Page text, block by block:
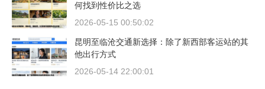
何找到性价比之选
2026-05-15 00:50:02
昆明至临沧交通新选择：除了新西部客运站的其
他出行方式
2026-05-14 22:00:01